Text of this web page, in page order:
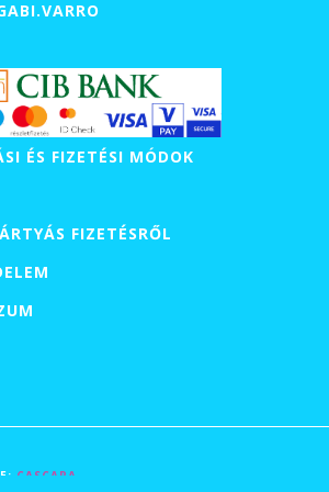
ÉS FIZETÉSI MÓDOK
FIZETÉSRŐL
CASCARA